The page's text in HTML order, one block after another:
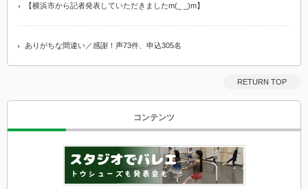
【横浜市から記者発表していただきましたm(_ _)m】
ありがちな間違い／感謝！声73件、申込305名
RETURN TOP
コンテンツ